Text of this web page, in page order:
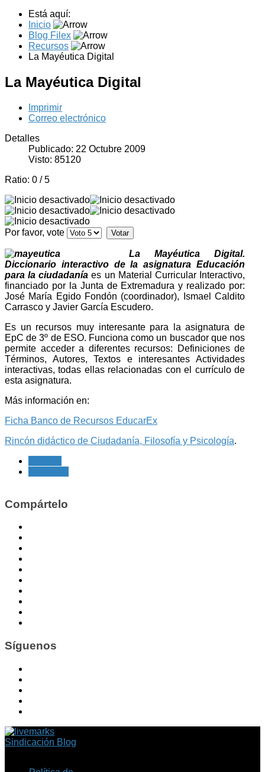
Está aquí:
Inicio
Blog Filex
Recursos
La Mayéutica Digital
La Mayéutica Digital
Imprimir
Correo electrónico
Detalles
Publicado: 22 Octubre 2009
Visto: 85120
Ratio: 0 /5
Por favor, vote
La Mayéutica Digital.
Diccionario interactivo de la asignatura Educación
para la ciudadanía es un Material Curricular Interactivo,
financiado por la Junta de Extremadura y realizado por:
José María Egido Fondón (coordinador), Ismael Caldito
Carrasco y Javier García Escudero.
Es un recursos muy interesante para la asignatura de
EpC de 3º de ESO. Funciona como un buscador que nos
permite acceder a diferentes recursos: Definiciones de
Términos, Autores, Textos e interesantes Actividades
interactivas, todas ellas relacionadas con el currículo de
esta asignatura.
Más información en:
Ficha Banco de Recursos EducarEx
Rincón didáctico de Ciudadanía, Filosofía y Psicología.
Compártelo
Síguenos
Sindicación Blog